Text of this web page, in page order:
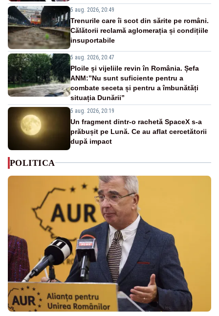
5 aug. 2026, 20:49
Trenurile care îi scot din sărite pe români.
Călătorii reclamă aglomerația și condițiile
insuportabile
5 aug. 2026, 20:47
Ploile și vijeliile revin în România. Șefa
ANM:”Nu sunt suficiente pentru a
combate seceta și pentru a îmbunătăți
situația Dunării”
5 aug. 2026, 20:19
Un fragment dintr-o rachetă SpaceX s-a
prăbușit pe Lună. Ce au aflat cercetătorii
după impact
POLITICA